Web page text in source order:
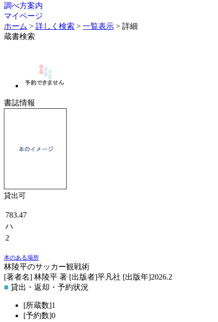
調べ方案内
マイページ
ホーム > 詳しく検索 > 一覧表示 > 詳細
蔵書検索
書誌情報
貸出可
783.47
ハ
2
本のある場所
林陵平のサッカー観戦術
[著者名] 林陵平 著 [出版者]平凡社 [出版年]2026.2
■ 貸出・返却・予約状況
[所蔵数]1
[予約数]0